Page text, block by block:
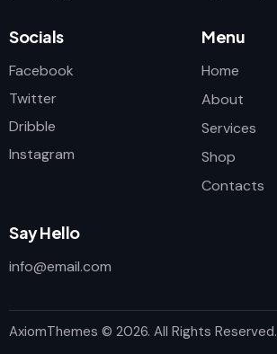
Socials
Facebook
Twitter
Dribble
Instagram
Menu
Home
About
Services
Shop
Contacts
Say Hello
info@email.com
AxiomThemes © 2026. All Rights Reserved.